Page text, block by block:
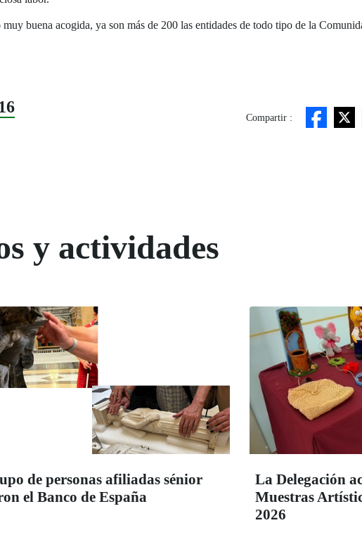
buena acogida, ya son más de 200 las entidades de todo tipo de la
Compartir :
y actividades
de personas afiliadas sénior
el Banco de España
La Delegación
Muestras
2026